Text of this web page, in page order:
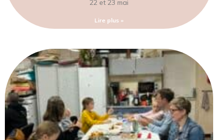
22 et 23 mai
Lire plus »